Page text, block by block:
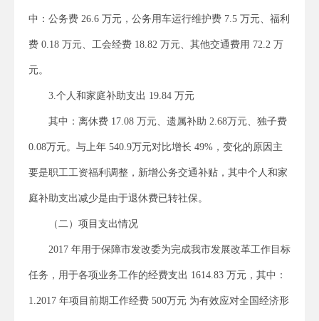
中：公务费 26.6 万元，公务用车运行维护费 7.5 万元、福利
费 0.18 万元、工会经费 18.82 万元、其他交通费用 72.2 万
元。
3.个人和家庭补助支出 19.84 万元
其中：离休费 17.08 万元、遗属补助 2.68万元、独子费
0.08万元。与上年 540.9万元对比增长 49%，变化的原因主
要是职工工资福利调整，新增公务交通补贴，其中个人和家
庭补助支出减少是由于退休费已转社保。
（二）项目支出情况
2017 年用于保障市发改委为完成我市发展改革工作目标
任务，用于各项业务工作的经费支出 1614.83 万元，其中：
1.2017 年项目前期工作经费 500万元 为有效应对全国经济形